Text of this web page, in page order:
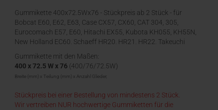
Gummikette 400x72.5Wx76 - Stückpreis ab 2 Stück - für
Bobcat E60, E62, E63, Case CX57, CX60, CAT 304, 305,
Eurocomach E57, E60, Hitachi EX55, Kubota KH055, KH55N,
New Holland EC60, Schaeff HR20, HR21, HR22, Takeuchi
Gummikette mit den Maßen:
400 x 72.5 W x 76 (400/76/72.5W)
Breite (mm) x Teilung (mm) x Anzahl Glieder,
Stückpreis bei einer Bestellung von mindestens 2 Stück.
Wir vertreiben NUR hochwertige Gummiketten für die